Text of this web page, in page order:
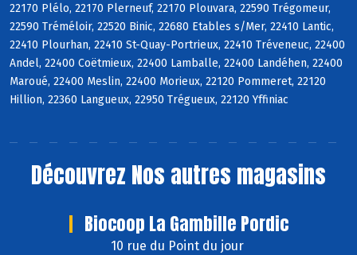
22170 Plélo, 22170 Plerneuf, 22170 Plouvara, 22590 Trégomeur,
22590 Tréméloir, 22520 Binic, 22680 Etables s/Mer, 22410 Lantic,
22410 Plourhan, 22410 St-Quay-Portrieux, 22410 Tréveneuc, 22400
Andel, 22400 Coëtmieux, 22400 Lamballe, 22400 Landéhen, 22400
Maroué, 22400 Meslin, 22400 Morieux, 22120 Pommeret, 22120
Hillion, 22360 Langueux, 22950 Trégueux, 22120 Yffiniac
Découvrez Nos autres magasins
Biocoop La Gambille Pordic
10 rue du Point du jour